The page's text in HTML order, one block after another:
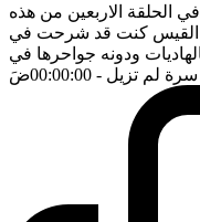
الحلقة الاربعين من هذه
القيس كنت قد شرحت في
ودونه جواحرها في
سرة لم تزيل - 00:00:00 ضَ